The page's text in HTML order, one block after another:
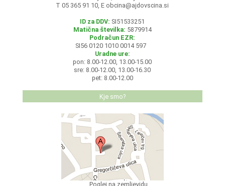
T 05 365 91 10, E obcina@ajdovscina.si
ID za DDV: SI51533251
Matična številka: 5879914
Podračun EZR:
SI56 0120 1010 0014 597
Uradne ure:
pon: 8.00-12.00, 13.00-15.00
sre: 8.00-12.00, 13.00-16.30
pet: 8.00-12.00
Kje smo?
Poglej na zemljevidu